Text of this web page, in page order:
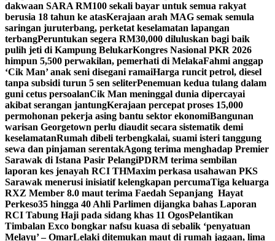
dakwaan SARA RM100 sekali bayar untuk semua rakyat
berusia 18 tahun ke atasKerajaan arah MAG semak semula
saringan juruterbang, perketat keselamatan lapangan
terbangPeruntukan segera RM30,000 diluluskan bagi baik
pulih jeti di Kampung BelukarKongres Nasional PKR 2026
himpun 5,500 perwakilan, pemerhati di MelakaFahmi anggap
‘Cik Man’ anak seni disegani ramaiHarga runcit petrol, diesel
tanpa subsidi turun 5 sen seliterPenemuan kedua tulang dalam
guni cetus persoalanCik Man meninggal dunia dipercayai
akibat serangan jantungKerajaan percepat proses 15,000
permohonan pekerja asing bantu sektor ekonomiBangunan
warisan Georgetown perlu diaudit secara sistematik demi
keselamatanRumah dibeli terbengkalai, suami isteri tanggung
sewa dan pinjaman serentakAgong terima menghadap Premier
Sarawak di Istana Pasir PelangiPDRM terima sembilan
laporan kes jenayah RCI THMaxim perkasa usahawan PKS
Sarawak menerusi inisiatif kelengkapan percumaTiga keluarga
RXZ Member 8.0 maut terima Faedah Sepanjang Hayat
Perkeso35 hingga 40 Ahli Parlimen dijangka bahas Laporan
RCI Tabung Haji pada sidang khas 11 OgosPelantikan
Timbalan Exco bongkar nafsu kuasa di sebalik ‘penyatuan
Melayu’ – OmarLelaki ditemukan maut di rumah jagaan, lima